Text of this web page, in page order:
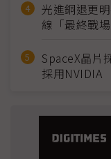
光進銅退更
線「最終戰場
SpaceX晶
採用NVIDIA